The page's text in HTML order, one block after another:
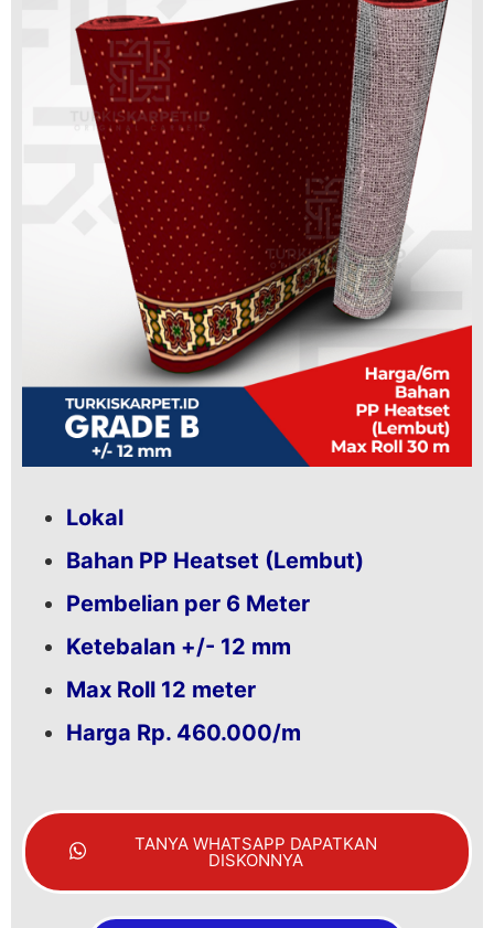
Lokal
Bahan PP Heatset (Lembut)
Pembelian per 6 Meter
Ketebalan +/- 12 mm
Max Roll 12 meter
Harga Rp. 460.000/m
TANYA WHATSAPP DAPATKAN
DISKONNYA